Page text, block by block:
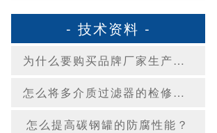
- 技术资料 -
为什么要购买品牌厂家生产的多介质过滤器？
怎么将多介质过滤器的检修工作做好？
怎么提高碳钢罐的防腐性能？